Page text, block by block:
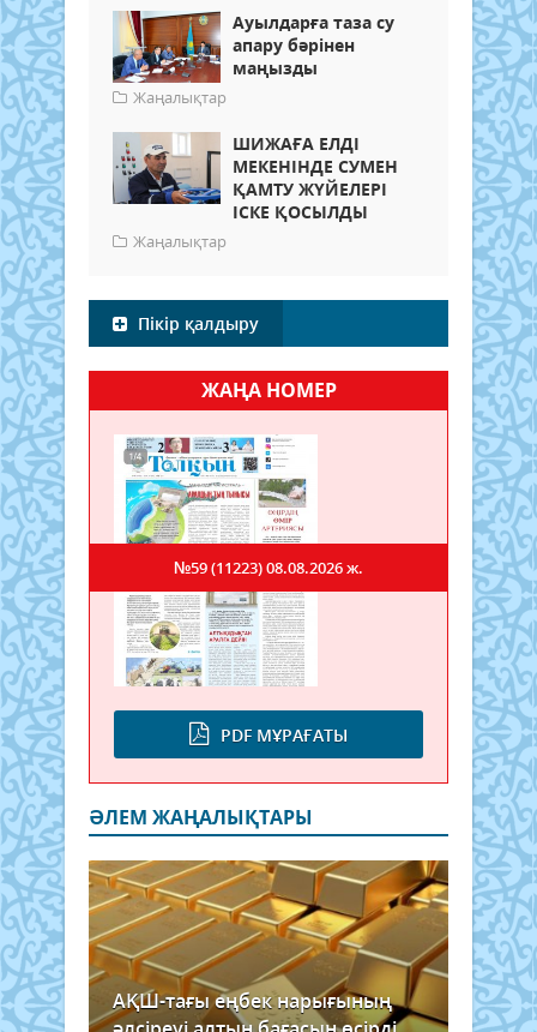
Ауылдарға таза су
апару бәрінен
маңызды
Жаңалықтар
ШИЖАҒА ЕЛДІ
МЕКЕНІНДЕ СУМЕН
ҚАМТУ ЖҮЙЕЛЕРІ
ІСКЕ ҚОСЫЛДЫ
Жаңалықтар
Пікір қалдыру
ЖАҢА НОМЕР
PDF МҰРАҒАТЫ
№59 (11223)08.08.2026 ж.
ӘЛЕМ ЖАҢАЛЫҚТАРЫ
АҚШ-тағы еңбек нарығының